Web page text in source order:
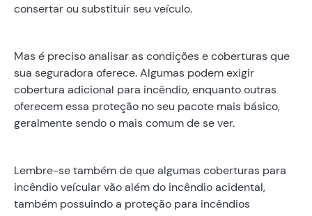
consertar ou substituir seu veículo.
Mas é preciso analisar as condições e coberturas que
sua seguradora oferece. Algumas podem exigir
cobertura adicional para incêndio, enquanto outras
oferecem essa proteção no seu pacote mais básico,
geralmente sendo o mais comum de se ver.
Lembre-se também de que algumas coberturas para
incêndio veícular vão além do incêndio acidental,
também possuindo a proteção para incêndios